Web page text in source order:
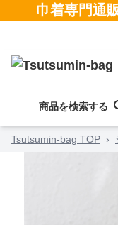
巾着専門通
商品を検索する
Tsutsumin-bag TOP ›